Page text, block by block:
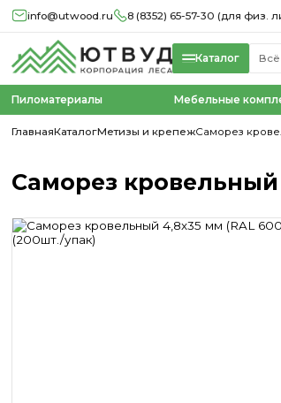
info@utwood.ru 8 (8352) 65-57-30 (для физ.
Каталог
Пиломатериалы Мебельные
ГлавнаяКаталогМетизы и крепежСаморез
Саморез кровельный